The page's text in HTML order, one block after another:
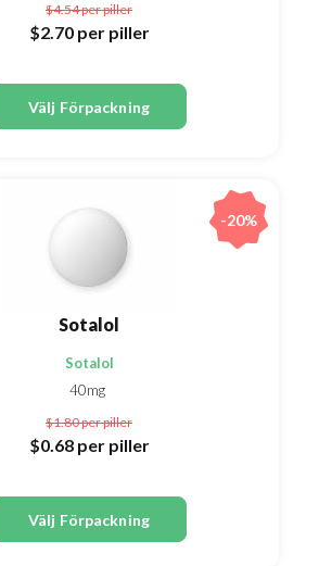
$4.54per piller
$2.70 per piller
Välj Förpackning
Sotalol
Sotalol
40mg
$1.80per piller
$0.68 per piller
Välj Förpackning
-20%